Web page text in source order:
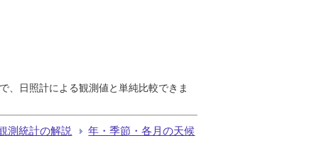
、日照計による観測値と単純比較できま
測統計の解説 年・季節・各月の天候